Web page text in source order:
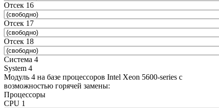
Отсек 16
Отсек 17
Отсек 18
Система 4
System 4
Модуль 4 на базе процессоров Intel Xeon 5600-series с
возможностью горячей замены:
Процессоры
CPU 1